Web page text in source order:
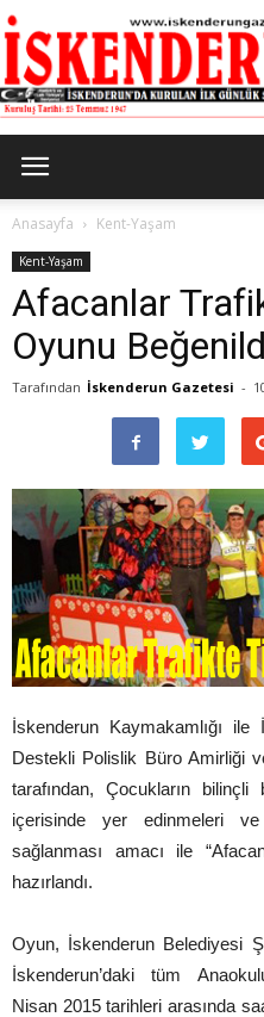
Anasayfa Kent-Yaşam
Kent-Yaşam
Afacanlar
Oyunu
Tarafından İskenderun Gazetesi -
İskenderun Kaymakamlığı
Destekli Polislik Büro Amirliği
tarafından, Çocukların
içerisinde yer edinmeleri
sağlanması amacı ile
hazırlandı.
Oyun, İskenderun Belediyesi
İskenderun’daki tüm
Nisan 2015 tarihleri arasında